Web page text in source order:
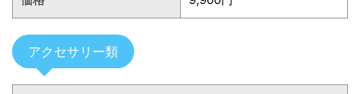
アクセサリー類